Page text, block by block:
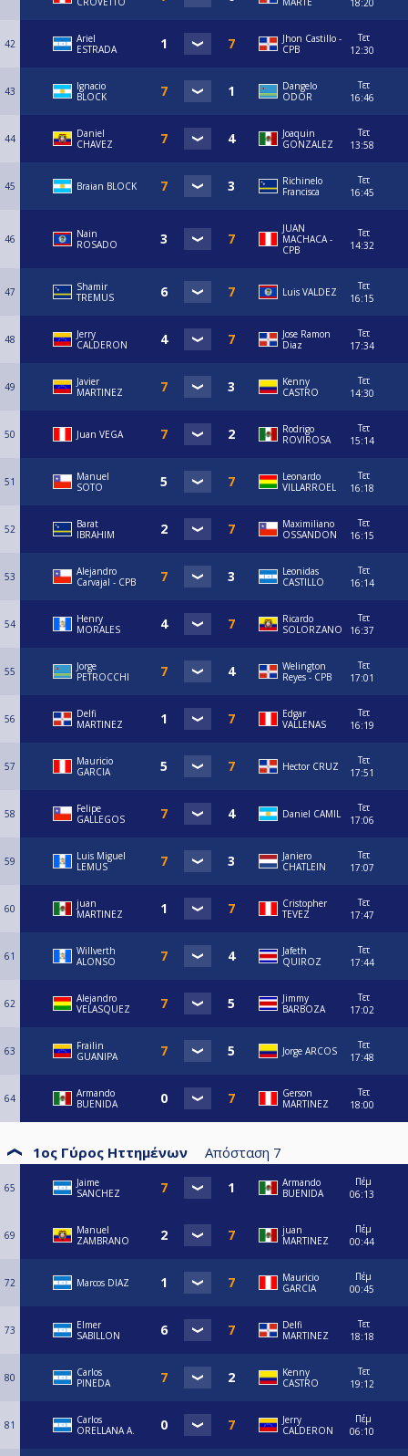
18:20
42
Ariel
ESTRADA
Jhon Castillo -
CPB
Τετ
12:30
43
Ignacio
BLOCK
Dangelo
ODOR
Τετ
16:46
44
Daniel
CHAVEZ
Joaquin
GONZALEZ
Τετ
13:58
45 Braian BLOCK
Richinelo
Francisca
Τετ
16:45
46
Nain
ROSADO
JUAN
MACHACA -
CPB
Τετ
14:32
47
Shamir
TREMUS
Luis VALDEZ
Τετ
16:15
48
Jerry
CALDERON
Jose Ramon
Diaz
Τετ
17:34
49
Javier
MARTINEZ
Kenny
CASTRO
Τετ
14:30
50 Juan VEGA
Rodrigo
ROVIROSA
Τετ
15:14
51
Manuel
SOTO
Leonardo
VILLARROEL
Τετ
16:18
52
Barat
IBRAHIM
Maximiliano
OSSANDON
Τετ
16:15
53
⁠Alejandro
Carvajal - CPB
Leonidas
CASTILLO
Τετ
16:14
54
Henry
MORALES
Ricardo
SOLORZANO
Τετ
16:37
55
Jorge
PETROCCHI
Welington
Reyes - CPB
Τετ
17:01
56
Delfi
MARTINEZ
Edgar
VALLENAS
Τετ
16:19
57
Mauricio
GARCIA
Hector CRUZ
Τετ
17:51
58
Felipe
GALLEGOS
Daniel CAMIL
Τετ
17:06
59
Luis Miguel
LEMUS
Janiero
CHATLEIN
Τετ
17:07
60
juan
MARTINEZ
Cristopher
TEVEZ
Τετ
17:47
61
Willverth
ALONSO
Jafeth
QUIROZ
Τετ
17:44
62
Alejandro
VELASQUEZ
Jimmy
BARBOZA
Τετ
17:02
63
Frailin
GUANIPA
Jorge ARCOS
Τετ
17:48
64
Armando
BUENIDA
Gerson
MARTINEZ
Τετ
18:00
1ος Γύρος Ηττημένων Απόσταση 7
65
Jaime
SANCHEZ
Armando
BUENIDA
Πέμ
06:13
69
Manuel
ZAMBRANO
juan
MARTINEZ
Πέμ
00:44
72 Marcos DIAZ
Mauricio
GARCIA
Πέμ
00:45
73
Elmer
SABILLON
Delfi
MARTINEZ
Τετ
18:18
80
Carlos
PINEDA
Kenny
CASTRO
Τετ
19:12
81
Carlos
ORELLANA A.
Jerry
CALDERON
Πέμ
06:10